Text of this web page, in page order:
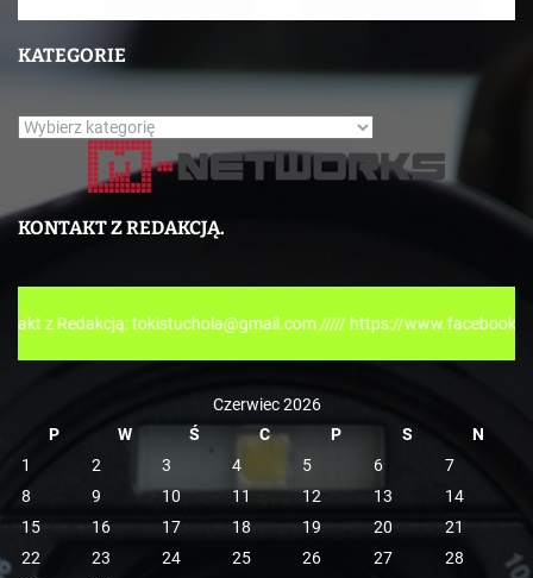
KATEGORIE
K
e
i
e
KONTAKT Z REDAKCJĄ.
tokistuchola@gmail.com ///// https://www.facebook.com/
Czerwiec 2026
P
W Ś C P S
N
1
2 3 4 5 6
7
8
9 10 11 12 13
14
15
16 17 18 19 20
21
22
23 24 25 26 27
28